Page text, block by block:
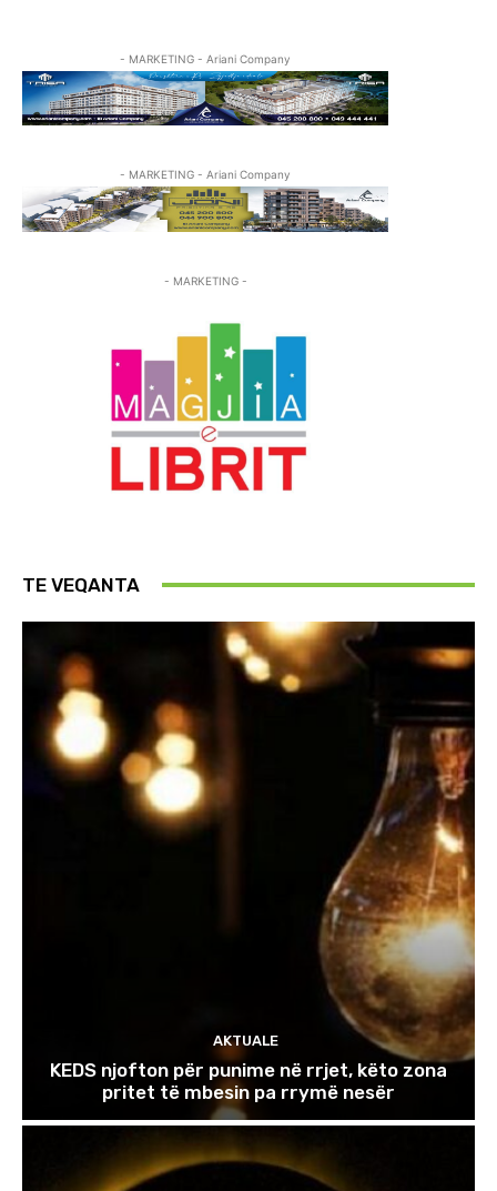
- MARKETING - Ariani Company
- MARKETING - Ariani Company
- MARKETING -
TE VEQANTA
AKTUALE
KEDS njofton për punime në rrjet, këto zona
pritet të mbesin pa rrymë nesër